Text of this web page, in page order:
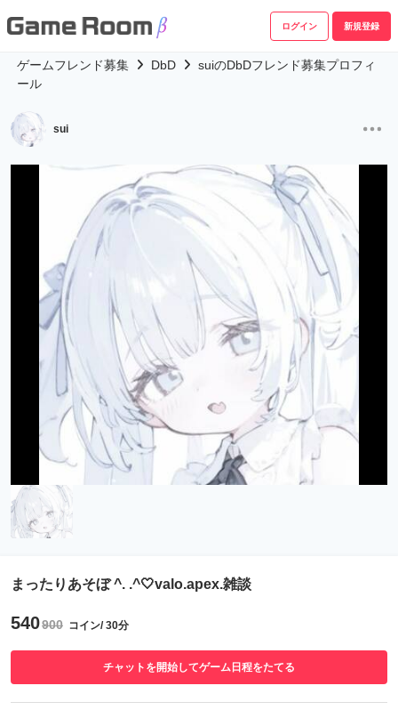
ログイン 新規登録
ゲームフレンド募集 DbD
suiのDbDフレンド募集プロフィ
ール
sui
まったりあそぼ ^. .^🤍valo.apex.雑談
540900 コイン/ 30分
チャットを開始してゲーム日程をたてる